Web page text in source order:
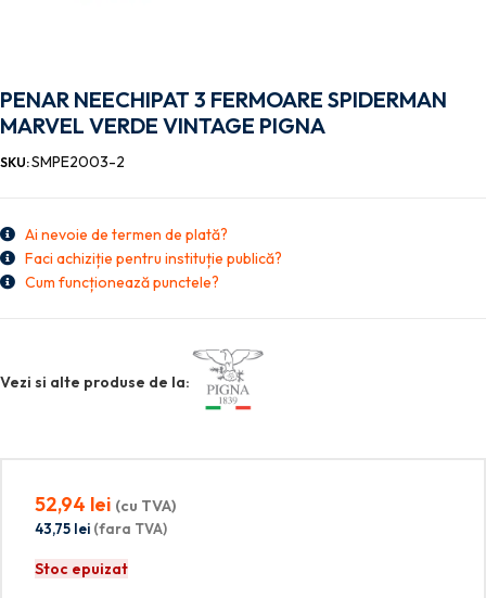
PENAR NEECHIPAT 3 FERMOARE SPIDERMAN
MARVEL VERDE VINTAGE PIGNA
SKU:SMPE2003-2
Ai nevoie de termen de plată?
Faci achiziție pentru instituție publică?
Cum funcționează punctele?
Vezi si alte produse de la:
52,94 lei (cu TVA)
43,75 lei (fara TVA)
Stoc epuizat